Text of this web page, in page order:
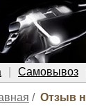
Самовывоз
/ Отзыв